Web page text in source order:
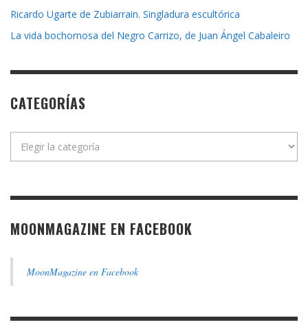
Ricardo Ugarte de Zubiarrain. Singladura escultórica
La vida bochornosa del Negro Carrizo, de Juan Ángel Cabaleiro
CATEGORÍAS
MOONMAGAZINE EN FACEBOOK
MoonMagazine en Facebook